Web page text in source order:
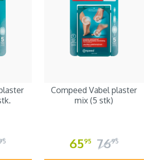
Compeed Vabel plaster
mix (5 stk)
6595 7695